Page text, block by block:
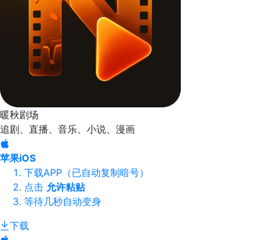
暖秋剧场
追剧、直播、音乐、小说、漫画
苹果iOS
下载APP（已自动复制暗号）
点击 允许粘贴
等待几秒自动变身
下载